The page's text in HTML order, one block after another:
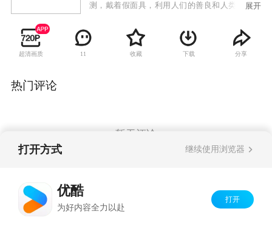
测，戴着假面具，利用人们的善良和人类身身的
了形形色色的骗局，严重地危害了社会稳定和侵
犯了广大民众的利益。本剧采用系列剧的形式，
描术了8个不同类型的骗局故事，通过地骗局进行
展开
超清画质 11 收藏 下载 分享
热门评论
暂无评论
打开方式 继续使用浏览器
优酷
为好内容全力以赴
打开